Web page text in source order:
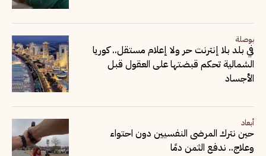
بوصلة
في بلد بلا إنترنت حر ولا إعلام مستقل.. كوريا
الشمالية تحكم قبضتها على العقول قبل
الأجساد
أبعاد
حين نترك المرضى النفسيين دون احتواء
وعلاج.. ندفع الثمن دمًا